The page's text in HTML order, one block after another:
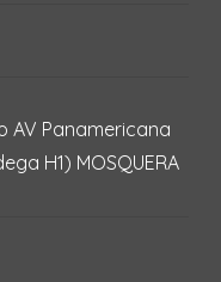
AV Panamericana
H1) MOSQUERA